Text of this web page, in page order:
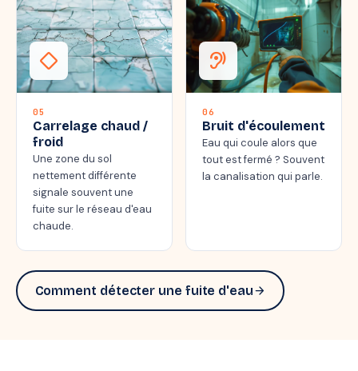
thermostat_carbon
05
Carrelage chaud /
froid
Une zone du sol
nettement différente
signale souvent une
fuite sur le réseau d'eau
chaude.
hearing
06
Bruit d'écoulement
Eau qui coule alors que
tout est fermé ? Souvent
la canalisation qui parle.
Comment détecter une fuite d'eauarrow_forward